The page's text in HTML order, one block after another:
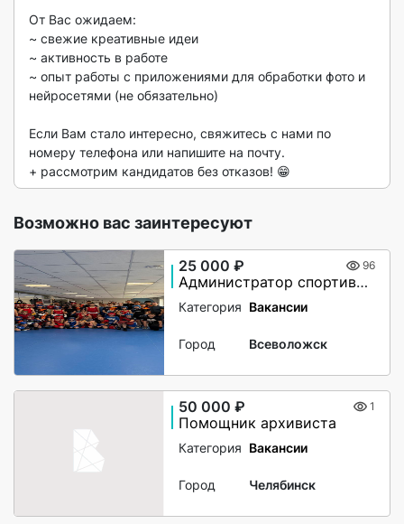
От Вас ожидаем:
~ свежие креативные идеи
~ активность в работе
~ опыт работы с приложениями для обработки фото и
нейросетями (не обязательно)
Если Вам стало интересно, свяжитесь с нами по
номеру телефона или напишите на почту.
+ рассмотрим кандидатов без отказов! 😁
Возможно вас заинтересуют
25 000 ₽ 96
Администратор спортивного клуба
Категория Вакансии
Город Всеволожск
50 000 ₽ 1
Помощник архивиста
Категория Вакансии
Город Челябинск